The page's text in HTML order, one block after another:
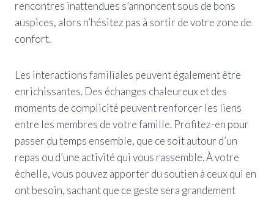
rencontres inattendues s’annoncent sous de bons
auspices, alors n’hésitez pas à sortir de votre zone de
confort.
Les interactions familiales peuvent également être
enrichissantes. Des échanges chaleureux et des
moments de complicité peuvent renforcer les liens
entre les membres de votre famille. Profitez-en pour
passer du temps ensemble, que ce soit autour d’un
repas ou d’une activité qui vous rassemble. À votre
échelle, vous pouvez apporter du soutien à ceux qui en
ont besoin, sachant que ce geste sera grandement